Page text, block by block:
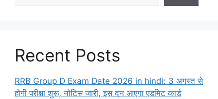
Recent Posts
RRB Group D Exam Date 2026 in hindi: 3 अगस्त से
होगी परीक्षा शुरू, नोटिस जारी, इस दन आएगा एडमिट कार्ड